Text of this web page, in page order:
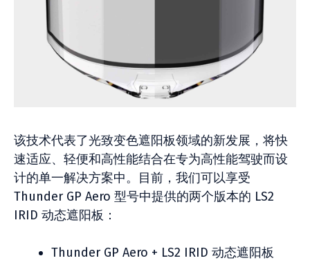
该技术代表了光致变色遮阳板领域的新发展，将快
速适应、轻便和高性能结合在专为高性能驾驶而设
计的单一解决方案中。目前，我们可以享受
Thunder GP Aero 型号中提供的两个版本的 LS2
IRID 动态遮阳板：
Thunder GP Aero + LS2 IRID 动态遮阳板